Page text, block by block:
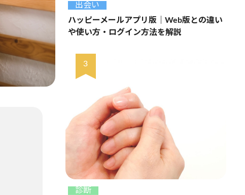
出会い
ハッピーメールアプリ版｜Web版との違い
や使い方・ログイン方法を解説
診断